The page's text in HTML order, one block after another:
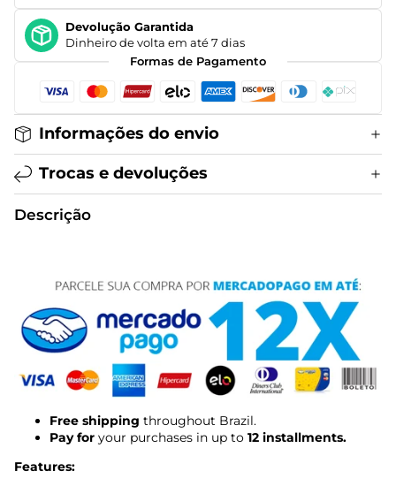
Devolução Garantida
Dinheiro de volta em até 7 dias
Formas de Pagamento
Informações do envio
Trocas e devoluções
Descrição
Free shipping throughout Brazil.
Pay for your purchases in up to 12 installments.
Features: